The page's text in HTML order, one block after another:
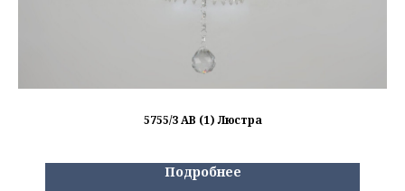
5755/3 AB (1) Люстра
Подробнее